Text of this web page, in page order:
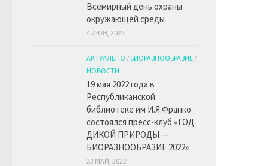
Всемирный день охраны
окружающей среды
4 ИЮН, 2022
АКТУАЛЬНО /БИОРАЗНООБРАЗИЕ /
НОВОСТИ
19 мая 2022 года в
Республиканской
библиотеке им И.Я.Франко
состоялся пресс-клуб «ГОД
ДИКОЙ ПРИРОДЫ —
БИОРАЗНООБРАЗИЕ 2022»
23 МАЙ, 2022